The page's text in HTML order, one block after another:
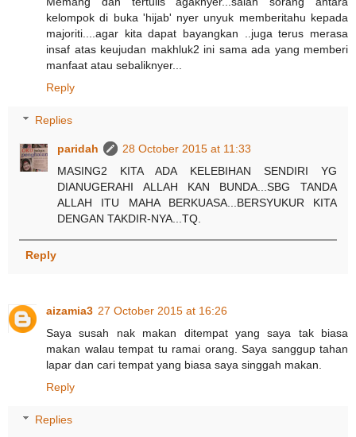
kelompok di buka 'hijab' nyer unyuk memberitahu kepada
majoriti....agar kita dapat bayangkan ..juga terus merasa
insaf atas keujudan makhluk2 ini sama ada yang memberi
manfaat atau sebaliknyer...
Reply
Replies
paridah
28 October 2015 at 11:33
MASING2 KITA ADA KELEBIHAN SENDIRI YG
DIANUGERAHI ALLAH KAN BUNDA...SBG TANDA
ALLAH ITU MAHA BERKUASA...BERSYUKUR KITA
DENGAN TAKDIR-NYA...TQ.
Reply
aizamia3 27 October 2015 at 16:26
Saya susah nak makan ditempat yang saya tak biasa
makan walau tempat tu ramai orang. Saya sanggup tahan
lapar dan cari tempat yang biasa saya singgah makan.
Reply
Replies